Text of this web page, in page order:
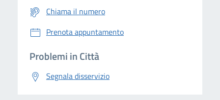
Chiama il numero
Prenota appuntamento
Problemi in Città
Segnala disservizio